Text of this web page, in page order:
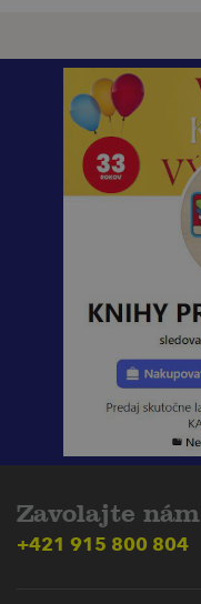
Zavolajte nám
+421 915 800 804